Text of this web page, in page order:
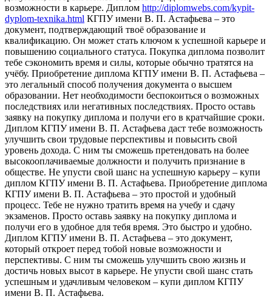
возможности в карьере. Диплом http://diplomwebs.com/kypit-
dyplom-texnika.html КГПУ имени В. П. Астафьева – это
документ, подтверждающий твоё образование и
квалификацию. Он может стать ключом к успешной карьере и
повышению социального статуса. Покупка диплома позволит
тебе сэкономить время и силы, которые обычно тратятся на
учёбу. Приобретение диплома КГПУ имени В. П. Астафьева –
это легальный способ получения документа о высшем
образовании. Нет необходимости беспокоиться о возможных
последствиях или негативных последствиях. Просто оставь
заявку на покупку диплома и получи его в кратчайшие сроки.
Диплом КГПУ имени В. П. Астафьева даст тебе возможность
улучшить свои трудовые перспективы и повысить свой
уровень дохода. С ним ты сможешь претендовать на более
высокооплачиваемые должности и получить признание в
обществе. Не упусти свой шанс на успешную карьеру – купи
диплом КГПУ имени В. П. Астафьева. Приобретение диплома
КГПУ имени В. П. Астафьева – это простой и удобный
процесс. Тебе не нужно тратить время на учебу и сдачу
экзаменов. Просто оставь заявку на покупку диплома и
получи его в удобное для тебя время. Это быстро и удобно.
Диплом КГПУ имени В. П. Астафьева – это документ,
который откроет перед тобой новые возможности и
перспективы. С ним ты сможешь улучшить свою жизнь и
достичь новых высот в карьере. Не упусти свой шанс стать
успешным и удачливым человеком – купи диплом КГПУ
имени В. П. Астафьева.